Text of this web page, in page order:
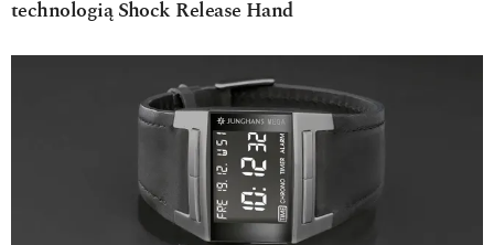
technologią Shock Release Hand